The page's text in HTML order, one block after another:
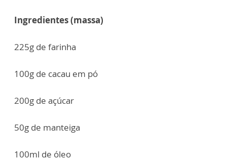
Ingredientes (massa)
225g de farinha
100g de cacau em pó
200g de açúcar
50g de manteiga
100ml de óleo